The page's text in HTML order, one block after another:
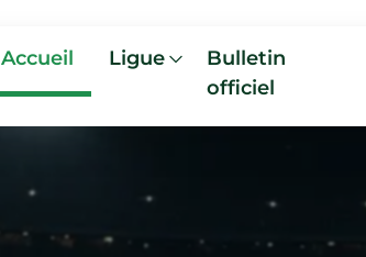
Accueil Ligue
Bulletin
officiel